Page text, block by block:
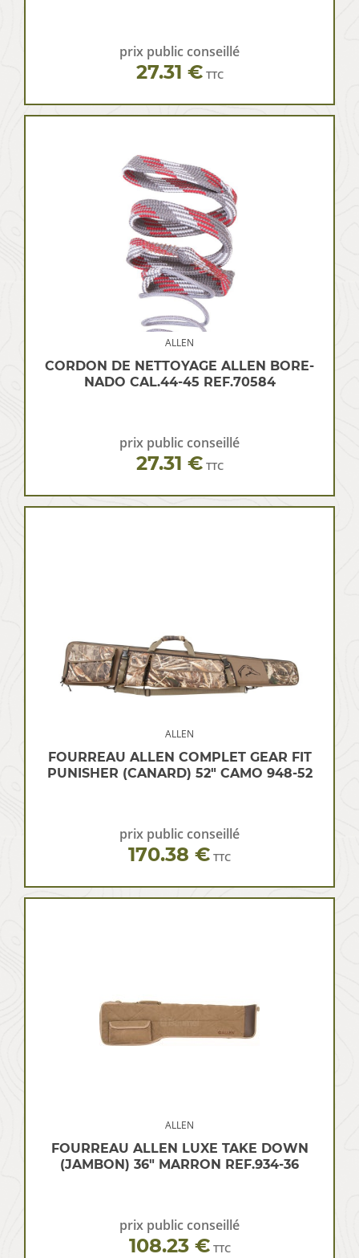
prix public conseillé
27.31 € TTC
ALLEN
CORDON DE NETTOYAGE ALLEN BORE-
NADO CAL.44-45 REF.70584
prix public conseillé
27.31 € TTC
ALLEN
FOURREAU ALLEN COMPLET GEAR FIT
PUNISHER (CANARD) 52″ CAMO 948-52
prix public conseillé
170.38 € TTC
ALLEN
FOURREAU ALLEN LUXE TAKE DOWN
(JAMBON) 36″ MARRON REF.934-36
prix public conseillé
108.23 € TTC